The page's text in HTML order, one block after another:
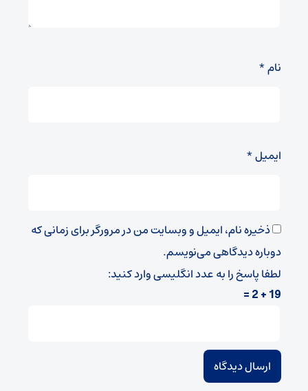
نام*
ایمیل*
ذخیره نام، ایمیل و وبسایت من در مرورگر برای زمانی که
دوباره دیدگاهی می‌نویسم.
لطفا پاسخ را به عدد انگلیسی وارد کنید:
19 + 2 =